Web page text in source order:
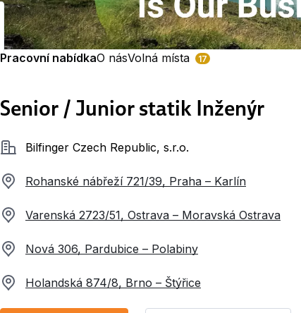
Pracovní nabídkaO násVolná místa 17
Senior / Junior statik Inženýr
SpolečnostBilfinger Czech Republic, s.r.o.
Rohanské nábřeží 721/39, Praha – Karlín
Varenská 2723/51, Ostrava – Moravská Ostrava
Nová 306, Pardubice – Polabiny
Holandská 874/8, Brno – Štýřice